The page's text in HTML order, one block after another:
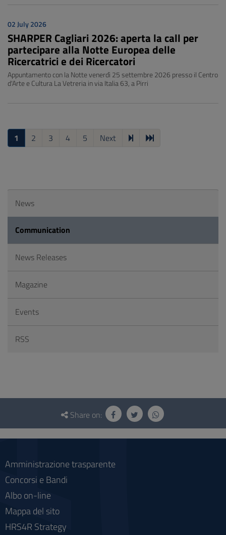
02 July 2026
SHARPER Cagliari 2026: aperta la call per
partecipare alla Notte Europea delle
Ricercatrici e dei Ricercatori
Appuntamento con la Notte venerdì 25 settembre 2026 presso il Centro
d'Arte e Cultura La Vetreria in via Italia 63, a Pirri
1 2 3 4 5 Next
News
Communication
News Releases
Magazine
Events
RSS
Questionnaire
social
Share on:
Amministrazione trasparente
Concorsi e Bandi
Albo on-line
Mappa del sito
HRS4R Strategy